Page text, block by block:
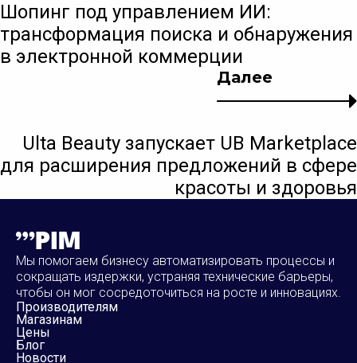
Далее
Ulta Beauty запускает UB Marketplace
для расширения предложений в сфере
красоты и здоровья
Шопинг под управлением ИИ:
трансформация поиска и обнаружения
в электронной коммерции
Мы помогаем бизнесу автоматизировать процессы и
сокращать издержки, устраняя технические барьеры,
чтобы он мог сосредоточиться на росте и инновациях.
Производителям
Магазинам
Цены
Блог
Новости